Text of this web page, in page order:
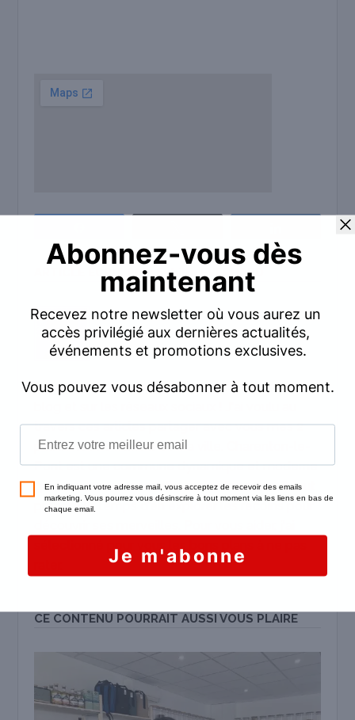
ARTICLE ÉCRIT PAR: Sybille EVERHARD
Vous êtes nombreux à nous suivre sur notre
travers ces articles partager avec vous mes 2
passions l'immobilier et ma ville. Charenton-le-
Pont est une commune dynamique et moderne
qui a su conserver sa dimension humaine. Il faut
prendre le temps d'en explorer les recoins pour
CE CONTENU POURRAIT AUSSI VOUS PLAIRE